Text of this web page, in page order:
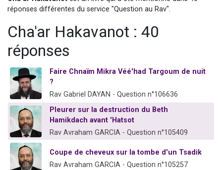
Ariel vient de donner son Maasser
Eva vient de donner son Maasser
réponses différentes du service "Question au Rav".
Cha'ar Hakavanot : 40
réponses
Faire Chnaïm Mikra Véé'had Targoum de nuit
?
Rav Gabriel DAYAN - Question n°106636
Pleurer sur la destruction du Beth
Hamikdach avant 'Hatsot
Rav Avraham GARCIA - Question n°105409
Coupe de cheveux sur la tombe d'un Tsadik
Rav Avraham GARCIA - Question n°105257